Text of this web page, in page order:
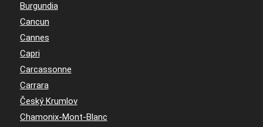
Burgundia
Cancun
Cannes
Capri
Carcassonne
Carrara
Český Krumlov
Chamonix-Mont-Blanc